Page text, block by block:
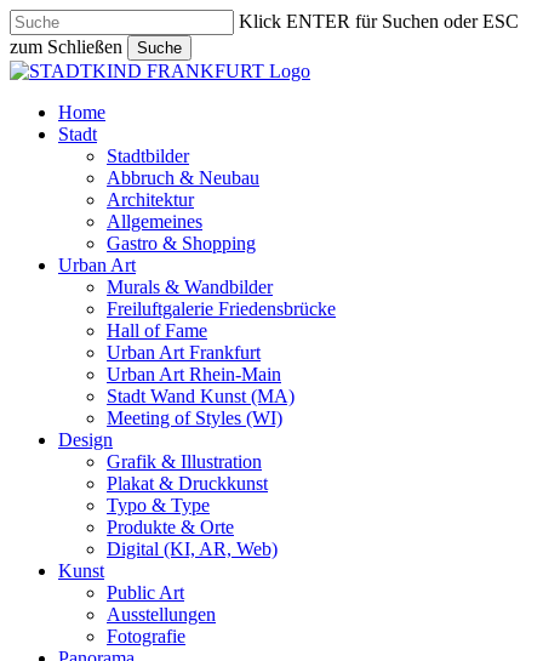
Skip
to
main
content
Klick ENTER für Suchen oder ESC
zum Schließen
Suche
Close
search
Menu
Home
Stadt
Stadtbilder
Abbruch & Neubau
Architektur
Allgemeines
Gastro & Shopping
Urban Art
Murals & Wandbilder
Freiluftgalerie Friedensbrücke
Hall of Fame
Urban Art Frankfurt
Urban Art Rhein-Main
Stadt Wand Kunst (MA)
Meeting of Styles (WI)
Design
Grafik & Illustration
Plakat & Druckkunst
Typo & Type
Produkte & Orte
Digital (KI, AR, Web)
Kunst
Public Art
Ausstellungen
Fotografie